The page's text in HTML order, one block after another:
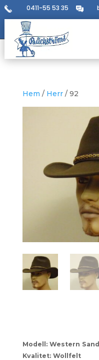
0411-55 53 35
Hem / Herr/ 92
Modell: Western
Kvalitet: Wollfelt